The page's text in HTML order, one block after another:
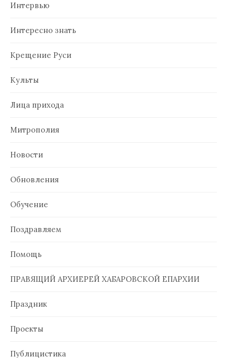
Интервью
Интересно знать
Крещение Руси
Культы
Лица прихода
Митрополия
Новости
Обновления
Обучение
Поздравляем
Помощь
ПРАВЯЩИЙ АРХИЕРЕЙ ХАБАРОВСКОЙ ЕПАРХИИ
Праздник
Проекты
Публицистика